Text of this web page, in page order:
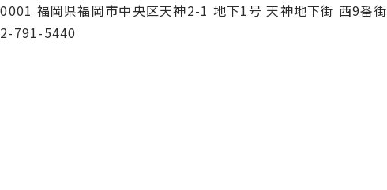
福岡県福岡市中央区天神2-1 地下1号 天神地下街 西9番街
791-5440